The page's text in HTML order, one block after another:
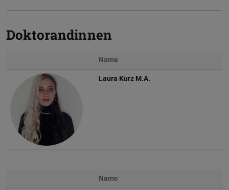
Doktorandinnen
Name
Laura Kurz M.A.
Name